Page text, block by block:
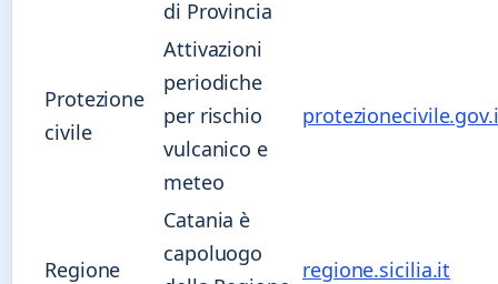
di Provincia
Protezione
civile
Attivazioni
periodiche
per rischio
vulcanico e
meteo
Regione
Catania è
capoluogo
regione.sicilia.it